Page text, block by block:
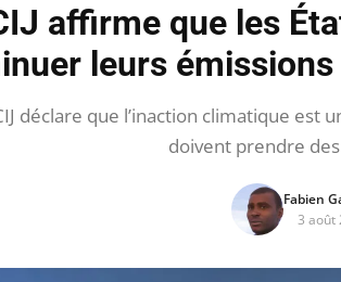
affirme que les
leurs
déclare que l’inaction climatique
doivent prendre
Fabien
3 août